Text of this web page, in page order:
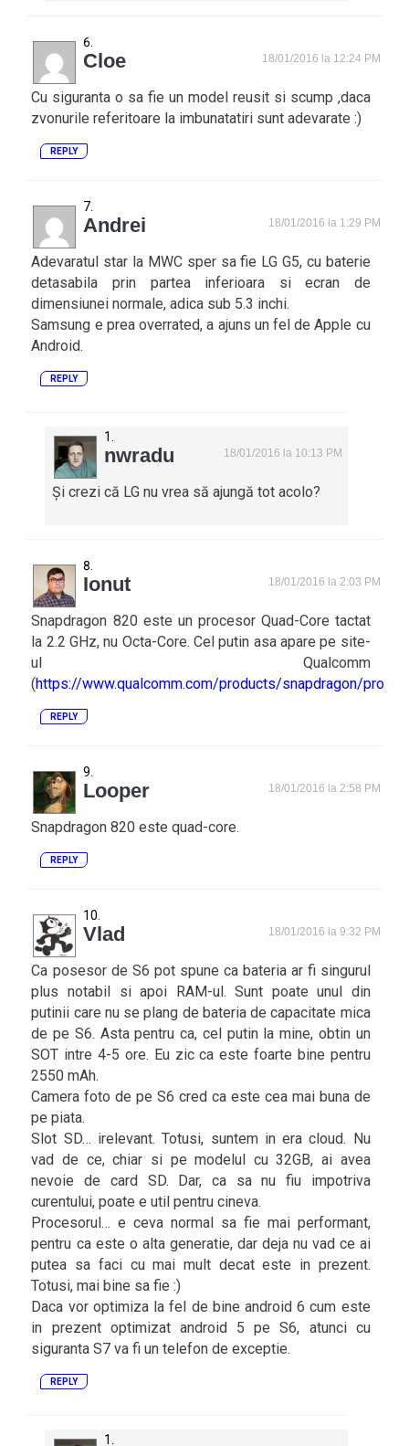
Cloe 18/01/2016 la 12:24 PM
Cu siguranta o sa fie un model reusit si scump ,daca
zvonurile referitoare la imbunatatiri sunt adevarate :)
REPLY
Andrei 18/01/2016 la 1:29 PM
Adevaratul star la MWC sper sa fie LG G5, cu baterie
detasabila prin partea inferioara si ecran de
dimensiunei normale, adica sub 5.3 inchi.
Samsung e prea overrated, a ajuns un fel de Apple cu
Android.
REPLY
nwradu 18/01/2016 la 10:13 PM
Și crezi că LG nu vrea să ajungă tot acolo?
Ionut 18/01/2016 la 2:03 PM
Snapdragon 820 este un procesor Quad-Core tactat
la 2.2 GHz, nu Octa-Core. Cel putin asa apare pe site-
ul Qualcomm
(https://www.qualcomm.com/products/snapdragon/
REPLY
Looper 18/01/2016 la 2:58 PM
Snapdragon 820 este quad-core.
REPLY
Vlad 18/01/2016 la 9:32 PM
Ca posesor de S6 pot spune ca bateria ar fi singurul
plus notabil si apoi RAM-ul. Sunt poate unul din
putinii care nu se plang de bateria de capacitate mica
de pe S6. Asta pentru ca, cel putin la mine, obtin un
SOT intre 4-5 ore. Eu zic ca este foarte bine pentru
2550 mAh.
Camera foto de pe S6 cred ca este cea mai buna de
pe piata.
Slot SD… irelevant. Totusi, suntem in era cloud. Nu
vad de ce, chiar si pe modelul cu 32GB, ai avea
nevoie de card SD. Dar, ca sa nu fiu impotriva
curentului, poate e util pentru cineva.
Procesorul… e ceva normal sa fie mai performant,
pentru ca este o alta generatie, dar deja nu vad ce ai
putea sa faci cu mai mult decat este in prezent.
Totusi, mai bine sa fie :)
Daca vor optimiza la fel de bine android 6 cum este
in prezent optimizat android 5 pe S6, atunci cu
siguranta S7 va fi un telefon de exceptie.
REPLY